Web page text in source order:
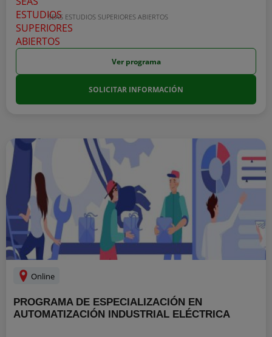
SEAS ESTUDIOS SUPERIORES ABIERTOS
Ver programa
SOLICITAR INFORMACIÓN
Online
PROGRAMA DE ESPECIALIZACIÓN EN
AUTOMATIZACIÓN INDUSTRIAL ELÉCTRICA